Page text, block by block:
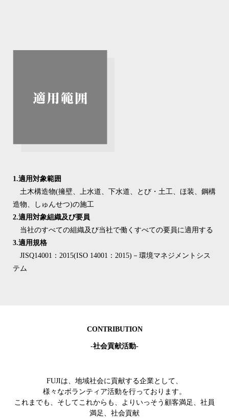
1.適用対象範囲
土木構造物(擁壁、上水道、下水道、とび・土工、ほ装、鋼構
造物、しゅんせつ)の施工
2.適用対象組織及び要員
当社のすべての組織及び当社で働くすべての要員に適用する
3.適用規格
JISQ14001：2015(ISO 14001：2015)－環境マネジメントシス
テム
CONTRIBUTION
-社会貢献活動-
FUJIは、地域社会に貢献する企業として、
様々なボランティア活動を行っております。
これまでも、そしてこれからも、よりいっそう顧客満足、社員
満足、社会貢献